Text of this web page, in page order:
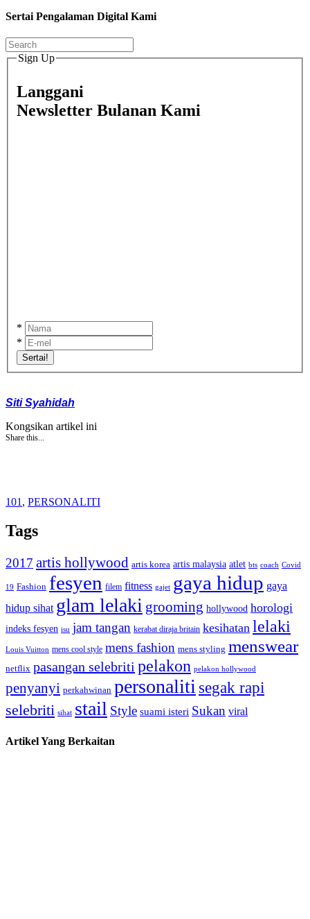
Sertai Pengalaman Digital Kami
Sign Up
Langgani
Newsletter Bulanan Kami
*
*
Sertai!
Siti Syahidah
Kongsikan artikel ini
Share this...
101 , PERSONALITI
Tags
2017 artis hollywood artis korea artis malaysia atlet bts coach Covid
19 Fashion fesyen filem fitness gajet gaya hidup gaya
hidup sihat glam lelaki grooming hollywood horologi
indeks fesyen isu jam tangan kerabat diraja britain kesihatan lelaki
Louis Vuitton mens cool style mens fashion mens styling menswear
netflix pasangan selebriti pelakon pelakon hollywood
penyanyi perkahwinan personalitisegak rapi
selebriti sihat stail Style suami isteri Sukan viral
Artikel Yang Berkaitan